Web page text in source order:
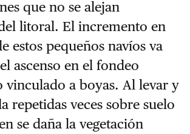
que no se alejan
litoral. El incremento en
estos pequeños navíos va
ascenso en el fondeo
vinculado a boyas. Al levar y
repetidas veces sobre suelo
se daña la vegetación